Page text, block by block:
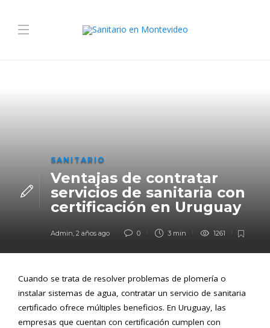
SANITARIO
Ventajas de contratar
servicios de sanitaria con
certificación en Uruguay
Admin, 2 años ago 0 3 min 1261
Cuando se trata de resolver problemas de plomería o
instalar sistemas de agua, contratar un servicio de sanitaria
certificado ofrece múltiples beneficios. En Uruguay, las
empresas que cuentan con certificación cumplen con